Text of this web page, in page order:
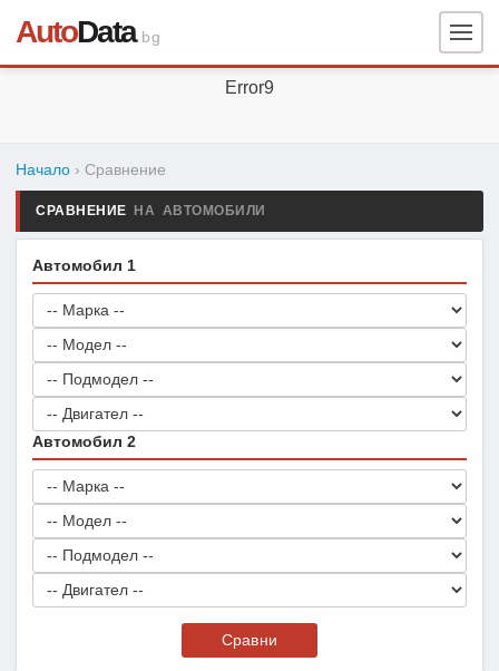
AutoData.bg
Error9
Начало › Сравнение
СРАВНЕНИЕ НА АВТОМОБИЛИ
Автомобил 1
Автомобил 2
Сравни